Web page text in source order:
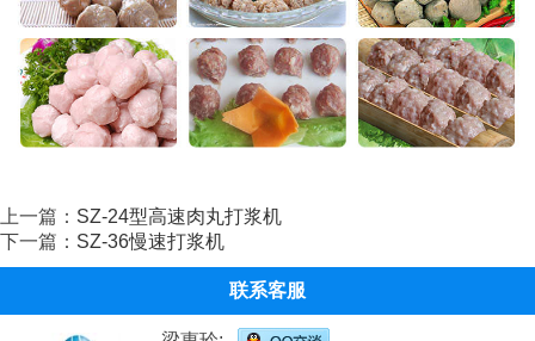
上一篇： SZ-24型高速肉丸打浆机
下一篇： SZ-36慢速打浆机
联系客服